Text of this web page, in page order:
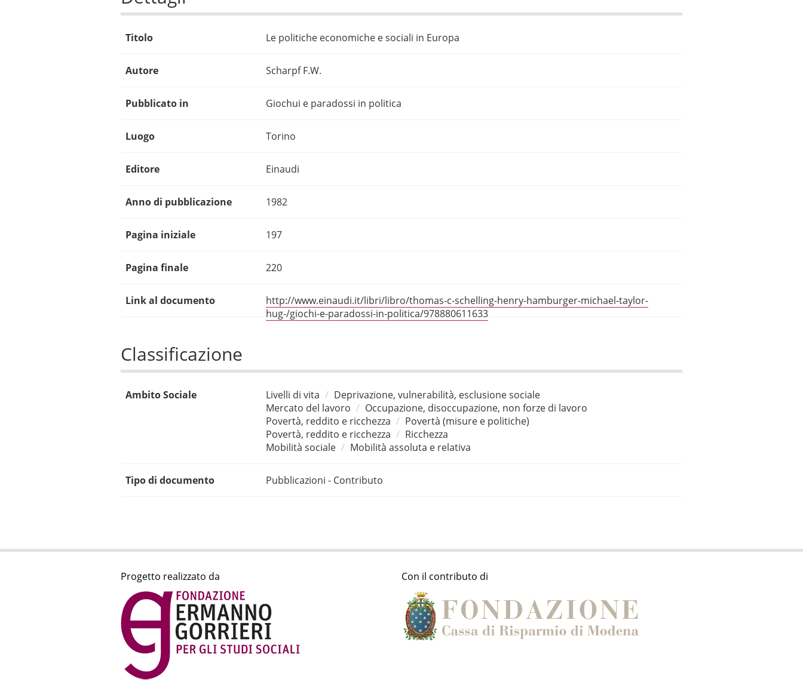
Titolo Le politiche economiche e sociali in Europa
Autore Scharpf F.W.
Pubblicato in Giochui e paradossi in politica
Luogo Torino
Editore Einaudi
Anno di pubblicazione 1982
Pagina iniziale 197
Pagina finale 220
Link al documento
http://www.einaudi.it/libri/libro/thomas-c-schelling-henry-hamburger-michael-taylor-
hug-/giochi-e-paradossi-in-politica/978880611633
Classificazione
Ambito Sociale Livelli di vita
Deprivazione, vulnerabilità, esclusione sociale
Mercato del lavoro
Occupazione, disoccupazione, non forze di lavoro
Povertà, reddito e ricchezza
Povertà (misure e politiche)
Povertà, reddito e ricchezza
Ricchezza
Mobilità sociale
Mobilità assoluta e relativa
Tipo di documento Pubblicazioni - Contributo
Progetto realizzato da Con il contributo di